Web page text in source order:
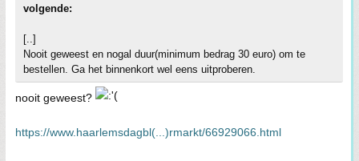
volgende:
[..]
Nooit geweest en nogal duur(minimum bedrag 30 euro) om te
bestellen. Ga het binnenkort wel eens uitproberen.
nooit geweest?
https://www.haarlemsdagbl(...)rmarkt/66929066.html